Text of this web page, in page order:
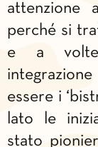
attenzione
perché si
e a volte
essere i
lato le
stato